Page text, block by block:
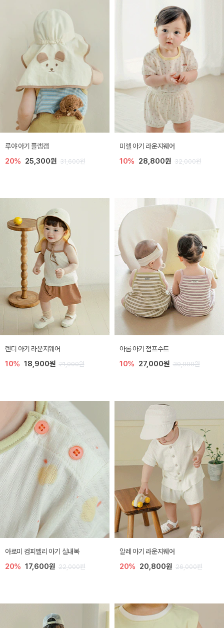
루야 아기 플랩캡
20% 25,300원 31,600원
미렐 아기 라운지웨어
10% 28,800원 32,000원
렌디 아기 라운지웨어
10% 18,900원 21,000원
아롬 아기 점프수트
10% 27,000원 30,000원
아로미 컴피벨리 아기 실내복
20% 17,600원 22,000원
알레 아기 라운지웨어
20% 20,800원 26,000원